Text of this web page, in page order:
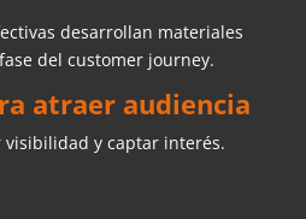
desarrollan materiales
del customer journey.
atraer audiencia
visibilidad y captar interés.